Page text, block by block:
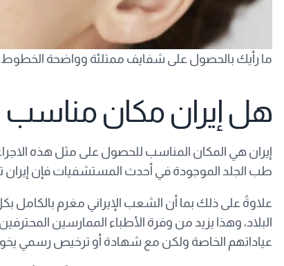
ما رأيك بالحصول على شفايف ممتلئة وواضحة
هل إيران مكان مناسب
إيران هي المكان المناسب للحصول على مثل هذه
طب الجلد الموجودة في أحدث المستشفيات فإن إيران
علاوةً على ذلك بما أن الشعب الإيراني مغرم بالكامل
البلاد، وهذا يزيد من وفرة الأطباء الممارسين
عياداتهم الخاصة ولكن مع شهادة أو ترخيص رسمي